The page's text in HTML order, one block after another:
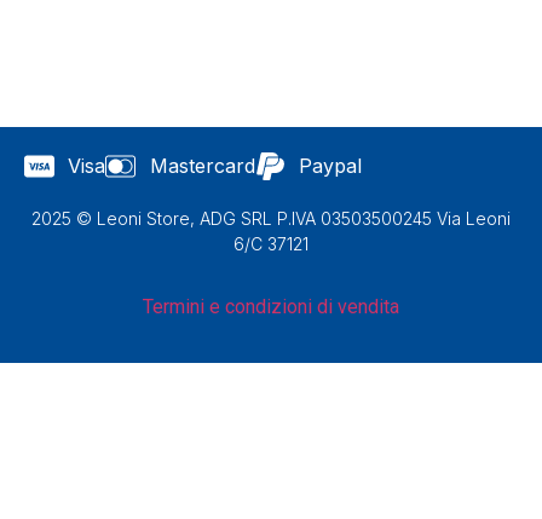
Visa Mastercard Paypal
2025 © Leoni Store, ADG SRL P.IVA 03503500245 Via Leoni
6/C 37121
Termini e condizioni di vendita